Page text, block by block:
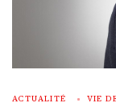
ACTUALITÉ VIE